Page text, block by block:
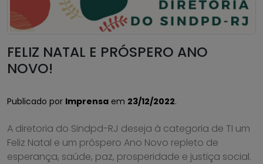
FELIZ NATAL E PRÓSPERO ANO
NOVO!
Publicado por Imprensa em 23/12/2022.
A diretoria do Sindpd-RJ deseja à categoria de TI um
Feliz Natal e um próspero Ano Novo repleto de
esperança, saúde, paz, prosperidade e justiça social.